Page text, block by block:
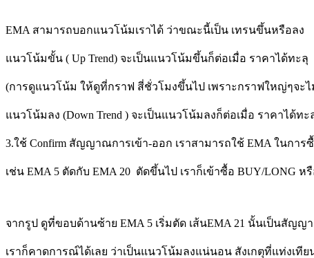
EMA สามารถบอกแนวโน้มเราได้ ว่าขณะนี้เป็น เทรนขึ้นหรือลง
แนวโน้มขั้น ( Up Trend) จะเป็นแนวโน้มขึ้นก็ต่อเมื่อ ราคาได้ทะ
(การดูแนวโน้ม ให้ดูที่กราฟ สี่ชั่วโมงขึ้นไป เพราะกราฟใหญ่ๆจะไ
แนวโน้มลง (Down Trend ) จะเป็นแนวโน้มลงก็ต่อเมื่อ ราคาได้
3.ใช้ Confirm สัญญาณการเข้า-ออก เราสามารถใช้ EMA ในก
เช่น EMA 5 ตัดกับ EMA 20 ตัดขึ้นไป เราก็เข้าซื้อ BUY/LONG
จากรูป ดูที่ขอบด้านซ้าย EMA 5 เริ่มตัด เส้นEMA 21 นั้นเป็นสัญญ
เราก็คาดการณ์ได้เลย ว่าเป็นแนวโน้มลงแน่นอน สังเกตุที่แท่งเที